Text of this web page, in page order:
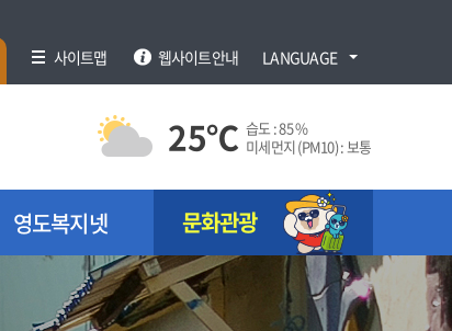
사이트맵 웹사이트안내 LANGUAGE
25℃ 습도 :85 %
미세먼지 (PM10) :보통
영도복지넷 문화관광